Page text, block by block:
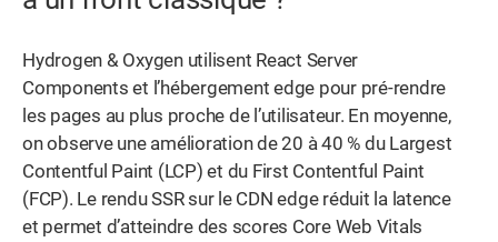
Hydrogen & Oxygen utilisent React Server
Components et l’hébergement edge pour pré-rendre
les pages au plus proche de l’utilisateur. En moyenne,
on observe une amélioration de 20 à 40 % du Largest
Contentful Paint (LCP) et du First Contentful Paint
(FCP). Le rendu SSR sur le CDN edge réduit la latence
et permet d’atteindre des scores Core Web Vitals